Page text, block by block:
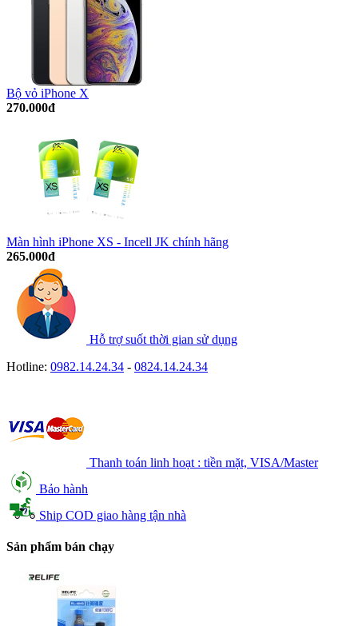
Bộ vỏ iPhone X
270.000đ
Màn hình iPhone XS - Incell JK chính hãng
265.000đ
Hỗ trợ suốt thời gian sử dụng
Hotline: 0982.14.24.34 - 0824.14.24.34
Thanh toán linh hoạt : tiền mặt, VISA/Master
Bảo hành
Ship COD giao hàng tận nhà
Sản phẩm bán chạy